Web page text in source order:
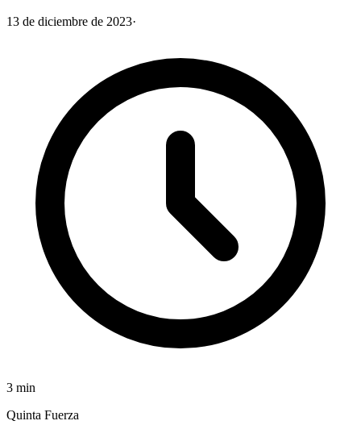
13 de diciembre de 2023·
3 min
Quinta Fuerza